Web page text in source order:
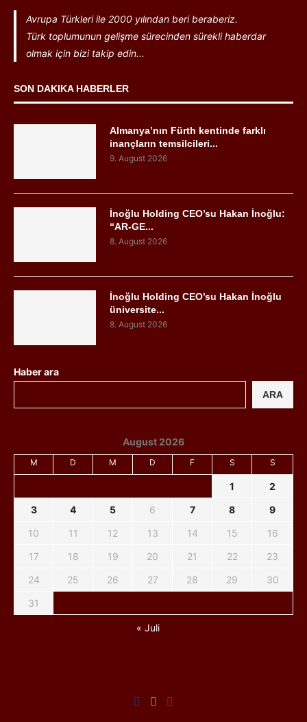
Avrupa Türkleri ile 2000 yılından beri beraberiz.
Türk toplumunun gelişme sürecinden sürekli haberdar
olmak için bizi takip edin...
SON DAKIKA HABERLER
Almanya’nın Fürth kentinde farklı
inançların temsilcileri...
9. August 2026
İnoğlu Holding CEO’su Hakan İnoğlu:
“AR-GE...
8. August 2026
İnoğlu Holding CEO’su Hakan İnoğlu
üniversite...
8. August 2026
Haber ara
ARA
August 2026
M D M D F S S
1
2
3
4 5 6 7 8
9
10
11 12 13 14 15
16
17
18 19 20 21 22
23
24
25 26 27 28 29
30
31
« Juli